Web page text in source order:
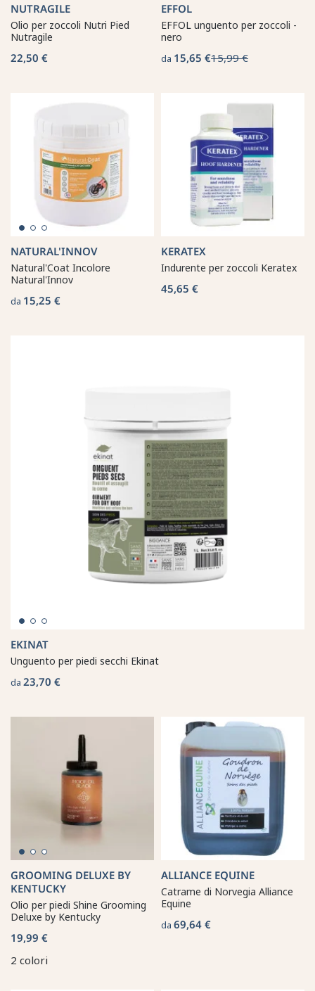
NUTRAGILE
Olio per zoccoli Nutri Pied
Nutragile
22,50 €
EFFOL
EFFOL unguento per zoccoli -
nero
da 15,65 €15,99 €
NATURAL'INNOV
Natural'Coat Incolore
Natural'Innov
da 15,25 €
KERATEX
Indurente per zoccoli Keratex
45,65 €
EKINAT
Unguento per piedi secchi Ekinat
da 23,70 €
GROOMING DELUXE BY
KENTUCKY
Olio per piedi Shine Grooming
Deluxe by Kentucky
19,99 €
2 colori
ALLIANCE EQUINE
Catrame di Norvegia Alliance
Equine
da 69,64 €